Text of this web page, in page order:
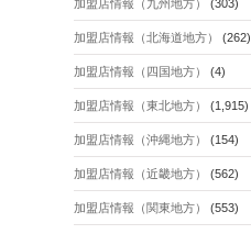
加盟店情報（九州地方） (303)
加盟店情報（北海道地方） (262)
加盟店情報（四国地方） (4)
加盟店情報（東北地方） (1,915)
加盟店情報（沖縄地方） (154)
加盟店情報（近畿地方） (562)
加盟店情報（関東地方） (553)